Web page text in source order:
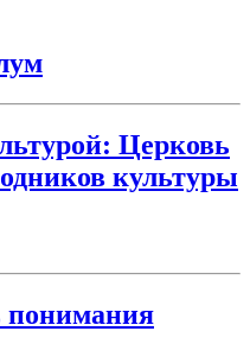
Церковь
культуры
понимания